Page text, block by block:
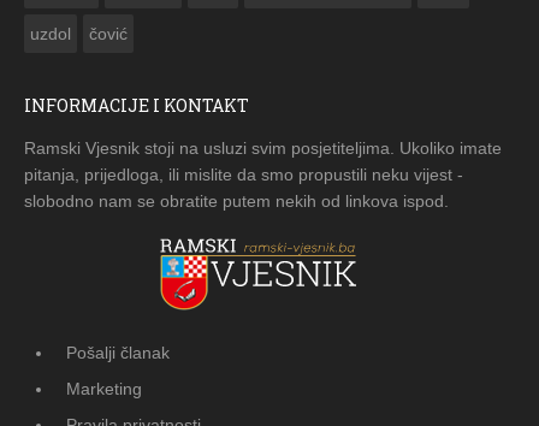
uzdol čović
INFORMACIJE I KONTAKT
Ramski Vjesnik stoji na usluzi svim posjetiteljima. Ukoliko imate
pitanja, prijedloga, ili mislite da smo propustili neku vijest -
slobodno nam se obratite putem nekih od linkova ispod.
Pošalji članak
Marketing